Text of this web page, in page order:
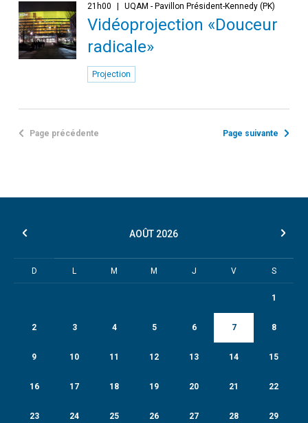
21h00 UQAM - Pavillon Président-Kennedy (PK)
Vidéoprojection «Douceur
radicale»
Projection
Page précédente Page suivante
AOÛT 2026
D L M M J V S
1
2 3 4 5 6 7 8
9 10 11 12 13 14 15
16 17 18 19 20 21 22
23 24 25 26 27 28 29